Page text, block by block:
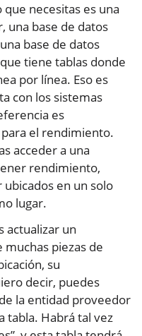
necesitas es una
una base de datos
base de datos
tiene tablas donde
por línea. Eso es
con los sistemas
es
el rendimiento.
acceder a una
rendimiento,
en un solo
lugar.
actualizar un
piezas de
su
decir, puedes
la entidad proveedor
tabla. Habrá tal vez